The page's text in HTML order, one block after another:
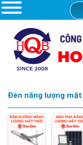
Đèn năng lượng